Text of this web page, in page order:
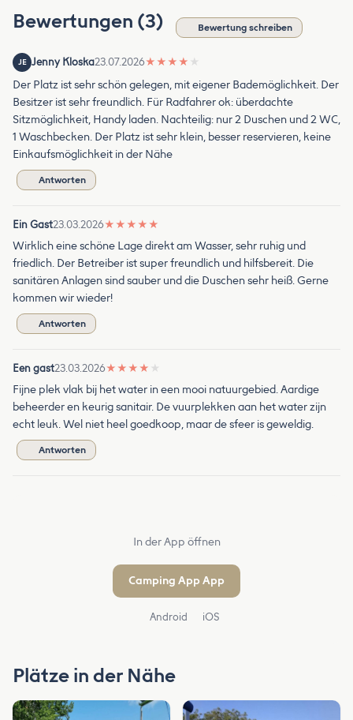
Bewertungen (3) Bewertung schreiben
JE Jenny Kloska23.07.2026★ ★ ★ ★ ★
Der Platz ist sehr schön gelegen, mit eigener Bademöglichkeit. Der
Besitzer ist sehr freundlich. Für Radfahrer ok: überdachte
Sitzmöglichkeit, Handy laden. Nachteilig: nur 2 Duschen und 2 WC,
1 Waschbecken. Der Platz ist sehr klein, besser reservieren, keine
Einkaufsmöglichkeit in der Nähe
Antworten
Ein Gast23.03.2026★ ★ ★ ★ ★
Wirklich eine schöne Lage direkt am Wasser, sehr ruhig und
friedlich. Der Betreiber ist super freundlich und hilfsbereit. Die
sanitären Anlagen sind sauber und die Duschen sehr heiß. Gerne
kommen wir wieder!
Antworten
Een gast23.03.2026★ ★ ★ ★ ★
Fijne plek vlak bij het water in een mooi natuurgebied. Aardige
beheerder en keurig sanitair. De vuurplekken aan het water zijn
echt leuk. Wel niet heel goedkoop, maar de sfeer is geweldig.
Antworten
In der App öffnen
Camping App App
Android iOS
Plätze in der Nähe